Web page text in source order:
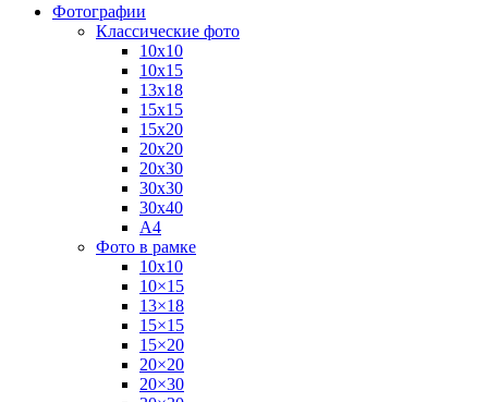
Фотографии
Классические фото
10х10
10х15
13х18
15х15
15х20
20х20
20х30
30х30
30х40
А4
Фото в рамке
10х10
10×15
13×18
15×15
15×20
20×20
20×30